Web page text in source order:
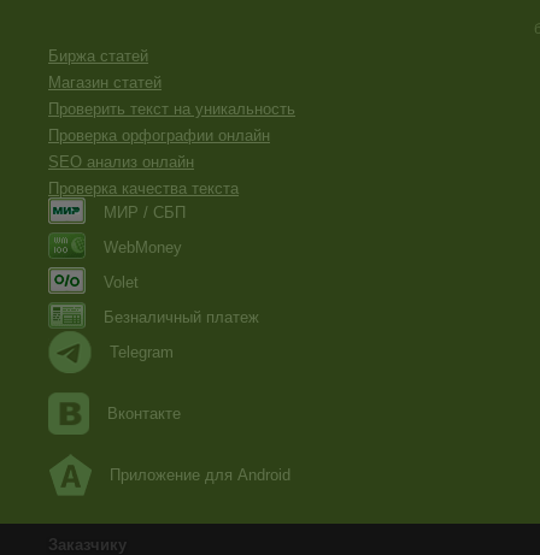
Биржа статей
Магазин статей
Проверить текст на уникальность
Проверка орфографии онлайн
SEO анализ онлайн
Проверка качества текста
МИР / СБП
WebMoney
Volet
Безналичный платеж
Telegram
Вконтакте
Приложение для Android
Заказчику